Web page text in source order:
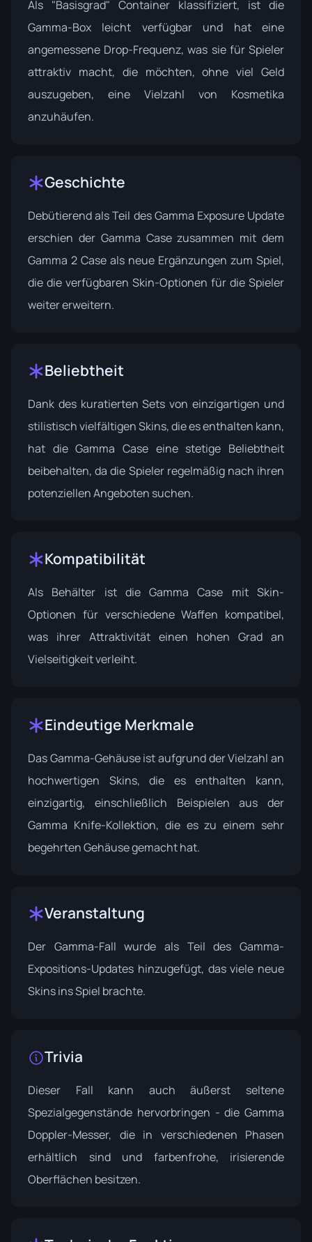
Als "Basisgrad" Container klassifiziert, ist die
Gamma-Box leicht verfügbar und hat eine
angemessene Drop-Frequenz, was sie für Spieler
attraktiv macht, die möchten, ohne viel Geld
auszugeben, eine Vielzahl von Kosmetika
anzuhäufen.
Geschichte
Debütierend als Teil desGamma Exposure Update
erschien der Gamma Case zusammen mit dem
Gamma 2 Case als neue Ergänzungen zum Spiel,
die die verfügbaren Skin-Optionen für die Spieler
weiter erweitern.
Beliebtheit
Dank des kuratierten Sets von einzigartigen und
stilistisch vielfältigen Skins, die es enthalten kann,
hat die Gamma Case eine stetige Beliebtheit
beibehalten, da die Spieler regelmäßig nach ihren
potenziellen Angeboten suchen.
Kompatibilität
Als Behälter ist die Gamma Case mit Skin-
Optionen für verschiedene Waffen kompatibel,
was ihrer Attraktivität einen hohen Grad an
Vielseitigkeit verleiht.
Eindeutige Merkmale
Das Gamma-Gehäuse ist aufgrund der Vielzahl an
hochwertigen Skins, die es enthalten kann,
einzigartig, einschließlich Beispielen aus der
Gamma Knife-Kollektion, die es zu einem sehr
begehrten Gehäuse gemacht hat.
Veranstaltung
Der Gamma-Fall wurde als Teil des Gamma-
Expositions-Updates hinzugefügt, das viele neue
Skins ins Spiel brachte.
Trivia
Dieser Fall kann auch äußerst seltene
Spezialgegenstände hervorbringen - die Gamma
Doppler-Messer, die in verschiedenen Phasen
erhältlich sind und farbenfrohe, irisierende
Oberflächen besitzen.